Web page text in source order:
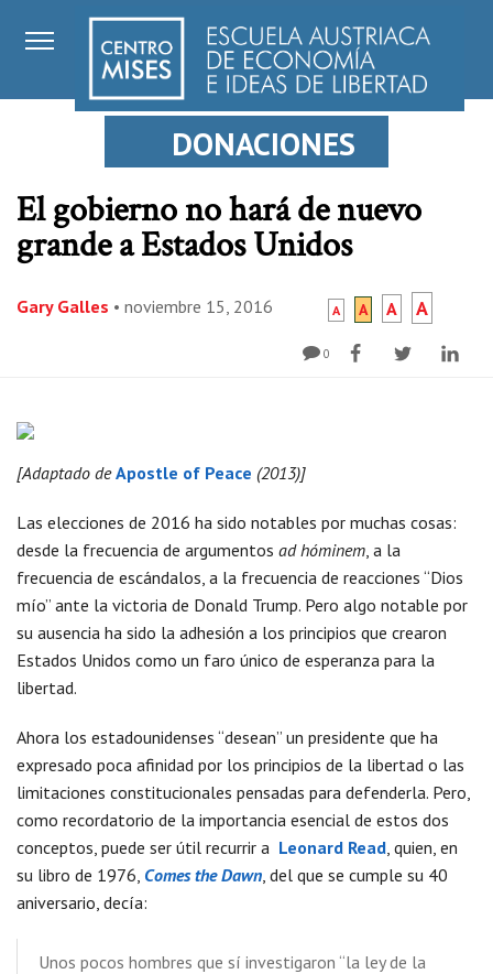
DONACIONES
El gobierno no hará de nuevo
grande a Estados Unidos
Gary Galles • noviembre 15, 2016 A A A A
0
[Adaptado deApostle of Peace (2013)]
Las elecciones de 2016 ha sido notables por muchas cosas:
desde la frecuencia de argumentos ad hóminem, a la
frecuencia de escándalos, a la frecuencia de reacciones “Dios
mío” ante la victoria de Donald Trump. Pero algo notable por
su ausencia ha sido la adhesión a los principios que crearon
Estados Unidos como un faro único de esperanza para la
libertad.
Ahora los estadounidenses “desean” un presidente que ha
expresado poca afinidad por los principios de la libertad o las
limitaciones constitucionales pensadas para defenderla. Pero,
como recordatorio de la importancia esencial de estos dos
conceptos, puede ser útil recurrir a Leonard Read, quien, en
su libro de 1976, Comes the Dawn, del que se cumple su 40
aniversario, decía:
Unos pocos hombres que sí investigaron “la ley de la